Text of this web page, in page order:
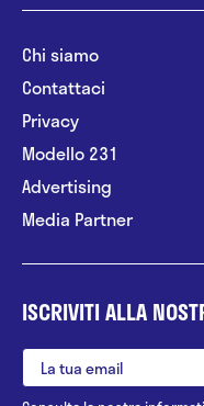
Chi siamo
Contattaci
Privacy
Modello 231
Advertising
Media Partner
ISCRIVITI ALLA